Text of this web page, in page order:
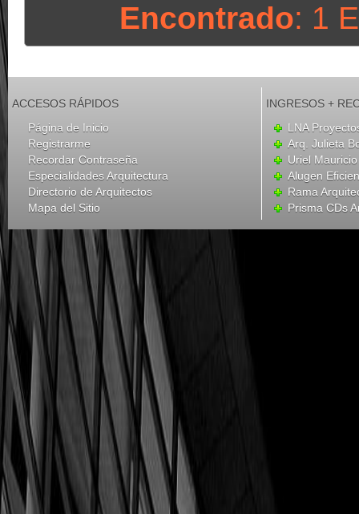
Encontrado: 1
ACCESOS RÁPIDOS
Página de Inicio
Registrarme
Recordar Contraseña
Especialidades Arquitectura
Directorio de Arquitectos
Mapa del Sitio
INGRESOS +
LNA
Arq. Julieta
Uriel
Alugen
Rama
Prisma CDs